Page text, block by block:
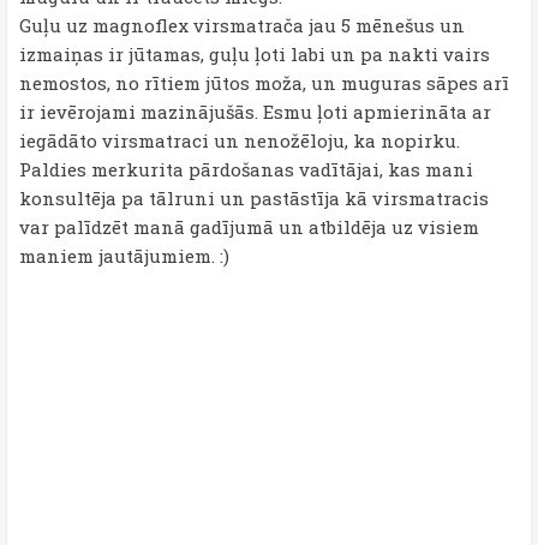
Guļu uz magnoflex virsmatrača jau 5 mēnešus un
izmaiņas ir jūtamas, guļu ļoti labi un pa nakti vairs
nemostos, no rītiem jūtos moža, un muguras sāpes arī
ir ievērojami mazinājušās. Esmu ļoti apmierināta ar
iegādāto virsmatraci un nenožēloju, ka nopirku.
Paldies merkurita pārdošanas vadītājai, kas mani
konsultēja pa tālruni un pastāstīja kā virsmatracis
var palīdzēt manā gadījumā un atbildēja uz visiem
maniem jautājumiem. :)